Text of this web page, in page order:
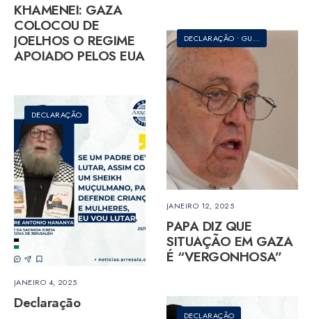
KHAMENEI: GAZA
COLOCOU DE
JOELHOS O REGIME
APOIADO PELOS EUA
DECLARAÇÃO • GUERRA
JANEIRO 12, 2025
PAPA DIZ QUE
SITUAÇÃO EM GAZA
É “VERGONHOSA”
DECLARAÇÃO
JANEIRO 4, 2025
Declaração
DECLARAÇÃO